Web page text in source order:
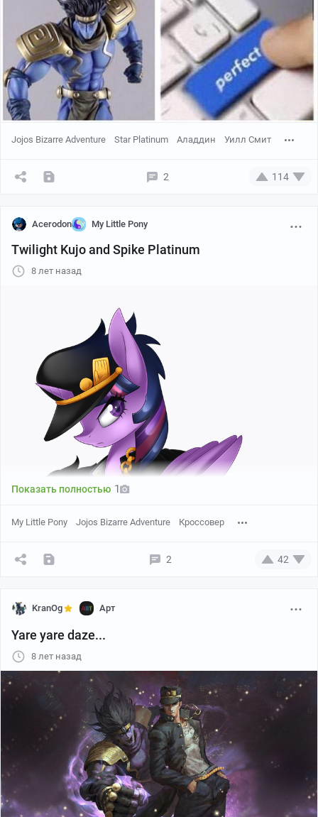
Jojos Bizarre Adventure Star Platinum Аладдин Уилл Смит
2 114
Acerodon My Little Pony
Twilight Kujo and Spike Platinum
8 лет назад
Автор:
Источник:
Показать полностью 1
My Little Pony Jojos Bizarre Adventure Кроссовер
2 42
KranOg Арт
Yare yare daze...
8 лет назад